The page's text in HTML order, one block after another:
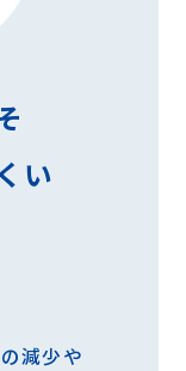
い
減少や